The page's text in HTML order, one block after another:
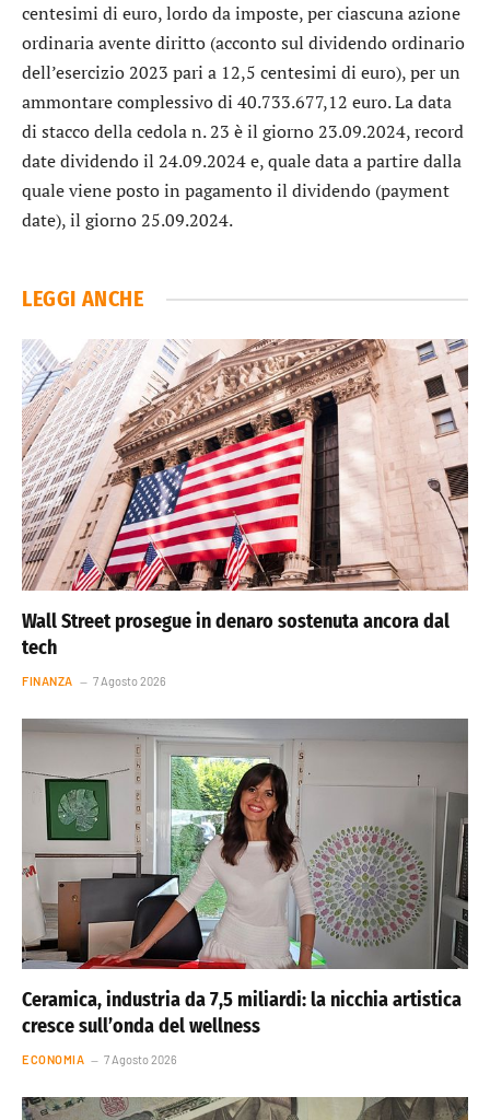
centesimi di euro, lordo da imposte, per ciascuna azione
ordinaria avente diritto (acconto sul dividendo ordinario
dell’esercizio 2023 pari a 12,5 centesimi di euro), per un
ammontare complessivo di 40.733.677,12 euro. La data
di stacco della cedola n. 23 è il giorno 23.09.2024, record
date dividendo il 24.09.2024 e, quale data a partire dalla
quale viene posto in pagamento il dividendo (payment
date), il giorno 25.09.2024.
LEGGI ANCHE
Wall Street prosegue in denaro sostenuta ancora dal
tech
FINANZA 7 Agosto 2026
Ceramica, industria da 7,5 miliardi: la nicchia artistica
cresce sull’onda del wellness
ECONOMIA 7 Agosto 2026